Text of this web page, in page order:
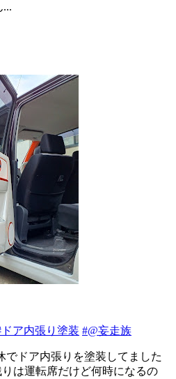
...
ドア内張り塗装 #@妄走族
でドア内張りを塗装してました
は運転席だけど何時になるの